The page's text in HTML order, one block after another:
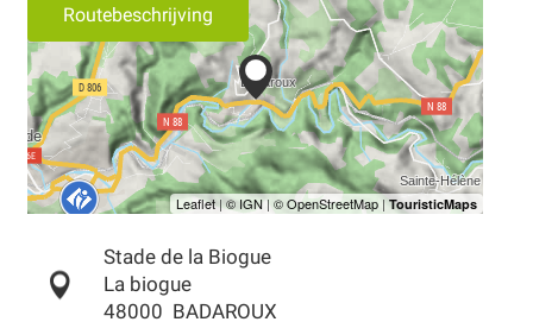
Routebeschrijving
Stade de la Biogue
La biogue
48000 BADAROUX